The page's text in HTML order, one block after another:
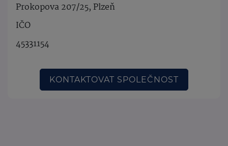
Prokopova 207/25, Plzeň
IČO
45331154
KONTAKTOVAT SPOLEČNOST